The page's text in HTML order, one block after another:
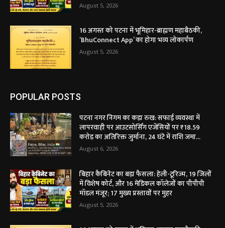
August 5, 2026
16 अगस्त को पटना में भूमिहार-ब्राह्मण महाबैठकी,
‘BhuConnect App’ का होगा भव्य लोकार्पण
August 5, 2026
POPULAR POSTS
पटना नगर निगम का कड़ा रुख: सफाई व्यवस्था में
लापरवाही पर आउटसोर्सिंग एजेंसियों पर ₹18.59
करोड़ का अतिरिक्त जुर्माना, 24 घंटे में राशि जमा...
August 6, 2026
बिहार कैबिनेट का बड़ा फैसला: हेली-टूरिज्म, 19 जिलों
में विशेष कोर्ट, और 16 मेडिकल कॉलेजों का पीपीपी
मॉडल मंजूर; 17 मुख्य प्रस्तावों पर मुहर
August 5, 2026